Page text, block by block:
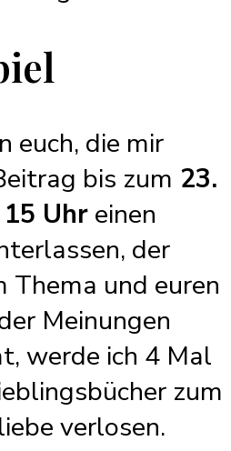
euch, die mir
bis zum 23.
Uhr einen
der
und euren
Meinungen
werde ich 4 Mal
zum
verlosen.